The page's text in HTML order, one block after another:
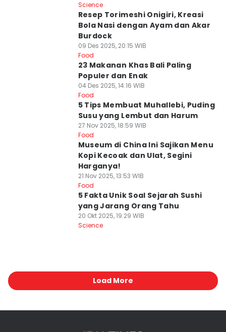
Science
Resep Torimeshi Onigiri, Kreasi
Bola Nasi dengan Ayam dan Akar
Burdock
09 Des 2025, 20:15 WIB
Food
23 Makanan Khas Bali Paling
Populer dan Enak
04 Des 2025, 14:16 WIB
Food
5 Tips Membuat Muhallebi, Puding
Susu yang Lembut dan Harum
27 Nov 2025, 18:59 WIB
Food
Museum di China Ini Sajikan Menu
Kopi Kecoak dan Ulat, Segini
Harganya!
21 Nov 2025, 13:53 WIB
Food
5 Fakta Unik Soal Sejarah Sushi
yang Jarang Orang Tahu
20 Okt 2025, 19:29 WIB
Science
Load More